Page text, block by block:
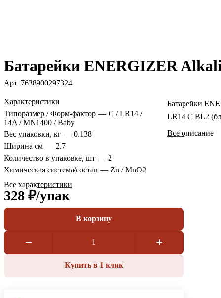
Батарейки ENERGIZER
Арт. 7638900297324
Характеристики
Типоразмер / Форм-фактор — C / LR14 /
14A / MN1400 / Baby
Вес упаковки, кг — 0.138
Ширина см — 2.7
Количество в упаковке, шт — 2
Химическая система/состав — Zn / MnO2
Все характеристики
Батарейки
LR14 С BL2
Все описание
328 ₽/упак
В корзину
Купить в 1 клик